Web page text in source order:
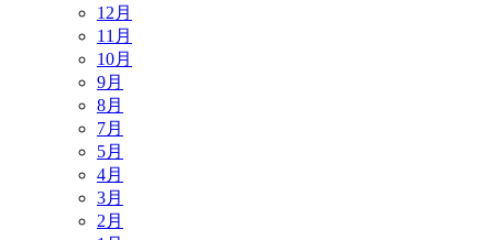
12月
11月
10月
9月
8月
7月
5月
4月
3月
2月